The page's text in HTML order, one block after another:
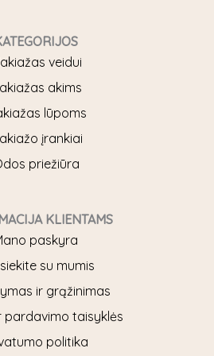
e
b
o
o
k
t
a
g
r
a
m
veidui
akims
lūpoms
įrankiai
priežiūra
KLIENTAMS
paskyra
su mumis
ir grąžinimas
pardavimo taisyklės
politika